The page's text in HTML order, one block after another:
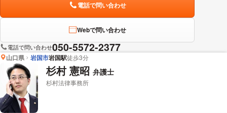
電話で問い合わせ
Webで問い合わせ
電話で問い合わせ050-5572-2377
山口県 岩国市岩国駅徒歩3分
杉村 憲昭 弁護士
杉村法律事務所